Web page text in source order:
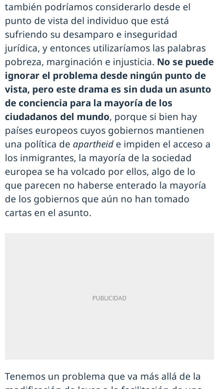
también podríamos considerarlo desde el
punto de vista del individuo que está
sufriendo su desamparo e inseguridad
jurídica, y entonces utilizaríamos las palabras
pobreza, marginación e injusticia. No se puede
ignorar el problema desde ningún punto de
vista, pero este drama es sin duda un asunto
de conciencia para la mayoría de los
ciudadanos del mundo, porque si bien hay
países europeos cuyos gobiernos mantienen
una política de apartheide impiden el acceso a
los inmigrantes, la mayoría de la sociedad
europea se ha volcado por ellos, algo de lo
que parecen no haberse enterado la mayoría
de los gobiernos que aún no han tomado
cartas en el asunto.
Tenemos un problema que va más allá de la